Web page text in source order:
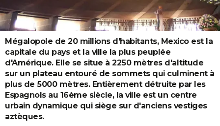
Destinations
City break
Voyage nature
Voyage de noces
Forum
Climat
+
PHOTO
GUIDES D'ACHAT
BONS PLANS
CARTE DE VOEUX
Carte de Noël
Carte Bonne année
Carte Saint-Valentin
Carte Pâques
Carte d'anniversaire
DICTIONNAIRE
Dictionnaire
Biographies
Citations
Expressions
Proverbes
PROGRAMME TV
Mégalopole de 20 millions d'habitants, Mexico est la
capitale du pays et la ville la plus peuplée
d'Amérique. Elle se situe à 2250 mètres d'altitude
sur un plateau entouré de sommets qui culminent à
plus de 5000 mètres. Entièrement détruite par les
Espagnols au 16ème siècle, la ville est un centre
urbain dynamique qui siège sur d'anciens vestiges
aztèques.